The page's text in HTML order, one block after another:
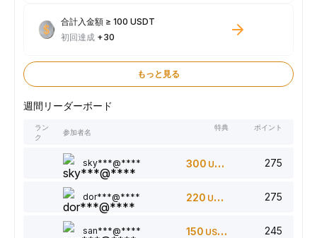
合計入金額 ≥ 100 USDT
初回達成 +30
もっと見る
週間リーダーボード
ラン
ク
参加者名
特典 ポイント
sky***@**** 300 USDT 275
dor***@**** 220 USDT 275
san***@**** 150 USDT 245